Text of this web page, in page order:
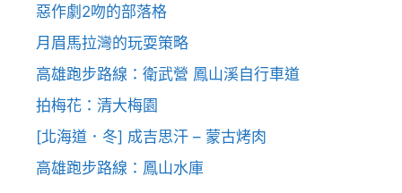
惡作劇2吻的部落格
月眉馬拉灣的玩耍策略
高雄跑步路線：衛武營 鳳山溪自行車道
拍梅花：清大梅園
[北海道．冬] 成吉思汗 – 蒙古烤肉
高雄跑步路線：鳳山水庫